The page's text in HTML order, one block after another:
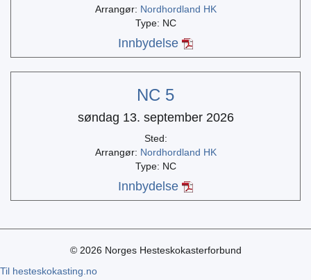
Arrangør: Nordhordland HK
Type: NC
Innbydelse
NC 5
søndag 13. september 2026
Sted:
Arrangør: Nordhordland HK
Type: NC
Innbydelse
© 2026 Norges Hesteskokasterforbund
Til hesteskokasting.no